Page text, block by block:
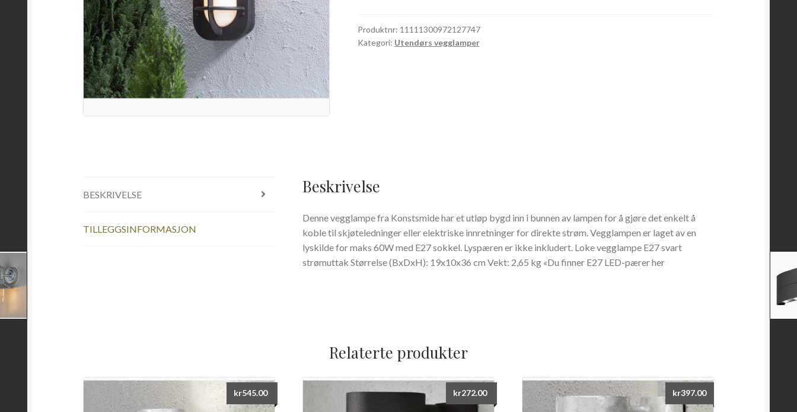
Produktnr: 11111300972127747
Kategori: Utendørs vegglamper
BESKRIVELSE
TILLEGGSINFORMASJON
Beskrivelse
Denne vegglampe fra Konstsmide har et utløp bygd inn i bunnen av lampen for å gjøre det enkelt å
koble til skjøteledninger eller elektriske innretninger for direkte strøm. Vegglampen er laget av en
lyskilde for maks 60W med E27 sokkel. Lyspæren er ikke inkludert. Loke vegglampe E27 svart
strømuttak Størrelse (BxDxH): 19x10x36 cm Vekt: 2,65 kg «Du finner E27 LED-pærer her
Relaterte produkter
kr545.00 kr272.00 kr397.00